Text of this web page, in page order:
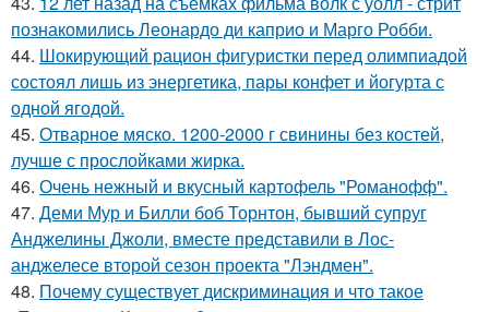
познакомились Леонардо ди каприо и Марго Робби.
44. Шокирующий рацион фигуристки перед олимпиадой
состоял лишь из энергетика, пары конфет и йогурта с
одной ягодой.
45. Отварное мяско. 1200-2000 г свинины без костей,
лучше с прослойками жирка.
46. Очень нежный и вкусный картофель "Романофф".
47. Деми Мур и Билли боб Торнтон, бывший супруг
Анджелины Джоли, вместе представили в Лос-
анджелесе второй сезон проекта "Лэндмен".
48. Почему существует дискриминация и что такое